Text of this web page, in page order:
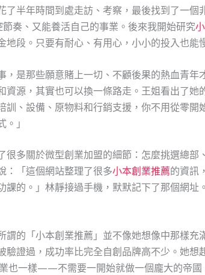
半年時間到處走訪、考察，最後找到了一
奏、又能養活自己的事業。後來我開始研究
段。只要有耐心、有用心，小小的投入也能
是那些願意賭上一切、不顧後果的熱血青
源，其實也可以換一條路走。王姐看出了
訓、設備、原物料和行銷支援，你不用從零
」
多關於微型創業加盟的細節：怎麼挑選總
：「這個網站整理了很多小本創業推薦的資訊
的。」林靜接過手機，默默記下了那個網
的「小本創業推薦」並不像她想像中那樣
證過，成功率比完全自創品牌高不少。她
也一樣——不需要一開始就做一個龐大的帝國